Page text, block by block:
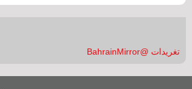
تغريدات @BahrainMirror